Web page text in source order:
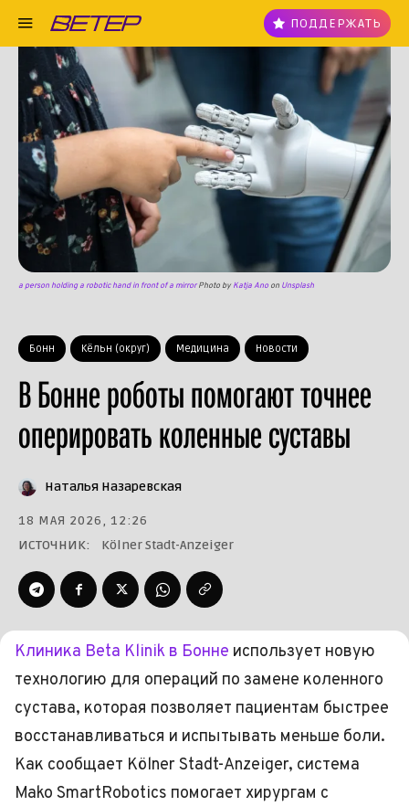
ПОДДЕРЖАТЬ
Бонн Кёльн (округ) Медицина Новости
В Бонне роботы помогают точнее
оперировать коленные суставы
a person holding a robotic hand in front of a mirrorPhoto byKatja Ano on Unsplash
Наталья Назаревская
18 МАЯ 2026, 12:26
ИСТОЧНИК:
Kölner Stadt-Anzeiger
Клиника Beta Klinik в Бонне использует новую
технологию для операций по замене коленного
сустава, которая позволяет пациентам быстрее
восстанавливаться и испытывать меньше боли.
Как сообщает Kölner Stadt-Anzeiger, система
Mako SmartRobotics помогает хирургам с